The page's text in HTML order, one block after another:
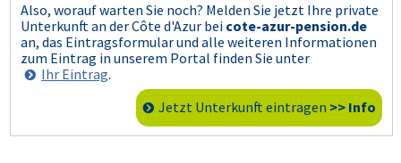
Also, worauf warten Sie noch? Melden Sie jetzt Ihre private
Unterkunft an der Côte d'Azur bei cote-azur-pension.de
an, das Eintragsformular und alle weiteren Informationen
zum Eintrag in unserem Portal finden Sie unter
Ihr Eintrag.
Jetzt Unterkunft eintragen >> Info